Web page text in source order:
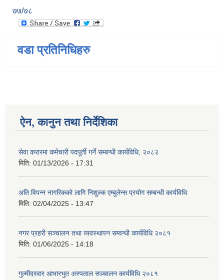
७७/७८
वडा प्रतिनिधिहरु
ऐन, कानुन तथा निर्देशिका
सेवा करारमा कर्मचारी पदपूर्ती गर्ने सम्बन्धी कार्यविधि, २०८२
मिति: 01/13/2026 - 17:31
अति विपन्न नागरिकको लागि निशुल्क एम्बुलेन्स प्रयोग सम्बन्धी कार्यविधि
मिति: 02/04/2025 - 13:47
नगर प्रहरी सञ्चालन तथा व्यवस्थापन सम्वन्धी कार्यविधि २०८१
मिति: 01/06/2025 - 14:18
गुल्मीदरवार आभारभुत अस्पताल सञ्चालन कार्यविधि २०८१